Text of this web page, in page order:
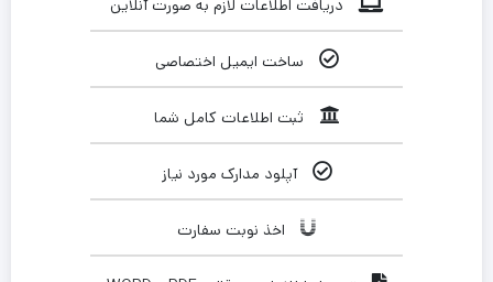
دریافت اطلاعات لازم به صورت آنلاین
ساخت ایمیل اختصاصی
ثبت اطلاعات کامل شما
آپلود مدارک مورد نیاز
اخذ نوبت سفارت